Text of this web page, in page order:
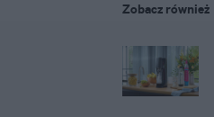
Zobacz również